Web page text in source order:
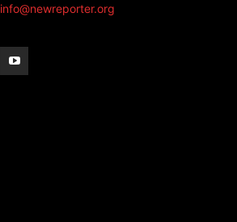
info@newreporter.org